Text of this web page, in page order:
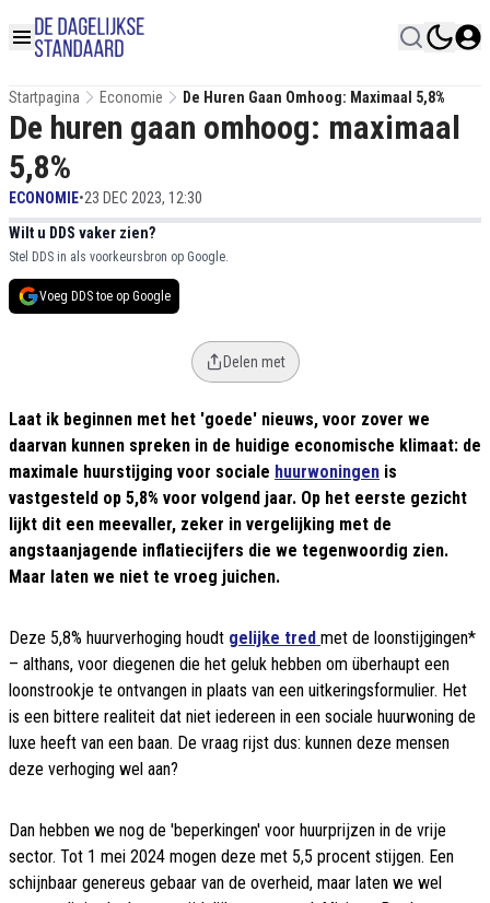
Startpagina Economie De Huren Gaan Omhoog: Maximaal 5,8%
De huren gaan omhoog: maximaal
5,8%
ECONOMIE•23 DEC 2023, 12:30
Wilt u DDS vaker zien?
Stel DDS in als voorkeursbron op Google.
Voeg DDS toe op Google
Delen met
Laat ik beginnen met het 'goede' nieuws, voor zover we
daarvan kunnen spreken in de huidige economische klimaat: de
maximale huurstijging voor sociale huurwoningen is
vastgesteld op 5,8% voor volgend jaar. Op het eerste gezicht
lijkt dit een meevaller, zeker in vergelijking met de
angstaanjagende inflatiecijfers die we tegenwoordig zien.
Maar laten we niet te vroeg juichen.
Deze 5,8% huurverhoging houdt gelijke tred met de loonstijgingen*
– althans, voor diegenen die het geluk hebben om überhaupt een
loonstrookje te ontvangen in plaats van een uitkeringsformulier. Het
is een bittere realiteit dat niet iedereen in een sociale huurwoning de
luxe heeft van een baan. De vraag rijst dus: kunnen deze mensen
deze verhoging wel aan?
Dan hebben we nog de 'beperkingen' voor huurprijzen in de vrije
sector. Tot 1 mei 2024 mogen deze met 5,5 procent stijgen. Een
schijnbaar genereus gebaar van de overheid, maar laten we wel